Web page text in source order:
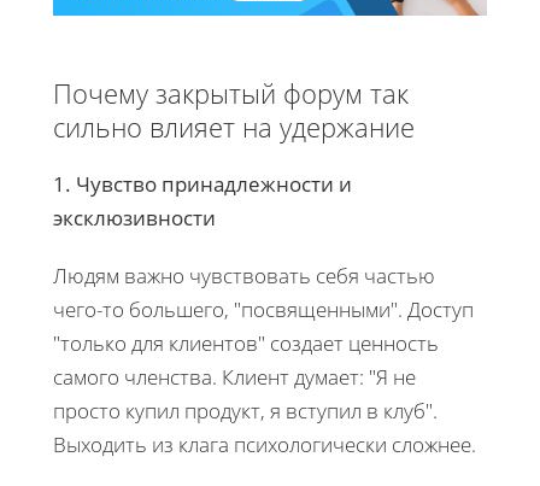
Почему закрытый форум так
сильно влияет на удержание
1. Чувство принадлежности и
эксклюзивности
Людям важно чувствовать себя частью
чего-то большего, "посвященными". Доступ
"только для клиентов" создает ценность
самого членства. Клиент думает: "Я не
просто купил продукт, я вступил в клуб".
Выходить из клага психологически сложнее.